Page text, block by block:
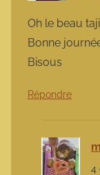
Oh le beau
Bonne
Bisous
Répondre
4